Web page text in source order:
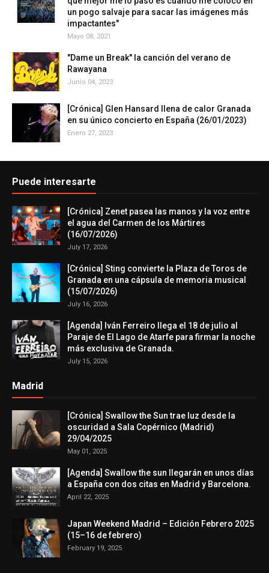
un pogo salvaje para sacar las imágenes más
impactantes"
Mayo 08, 2021
"Dame un Break" la canción del verano de
Rawayana
Junio 04, 2023
[Crónica] Glen Hansard llena de calor Granada
en su único concierto en España (26/01/2023)
Enero 27, 2023
Puede interesarte
[Crónica] Zenet pasea las manos y la voz entre
el agua del Carmen de los Mártires
(16/07/2026)
July 17, 2026
[Crónica] Sting convierte la Plaza de Toros de
Granada en una cápsula de memoria musical
(15/07/2026)
July 16, 2026
[Agenda] Iván Ferreiro llega el 18 de julio al
Paraje de El Lago de Atarfe para firmar la noche
más exclusiva de Granada.
July 15, 2026
Madrid
[Crónica] Swallow the Sun trae luz desde la
oscuridad a Sala Copérnico (Madrid)
29/04/2025
May 01, 2025
[Agenda] Swallow the sun llegarán en unos días
a España con dos citas en Madrid y Barcelona.
April 22, 2025
Japan Weekend Madrid – Edición Febrero 2025
(15–16 de febrero)
February 19, 2025